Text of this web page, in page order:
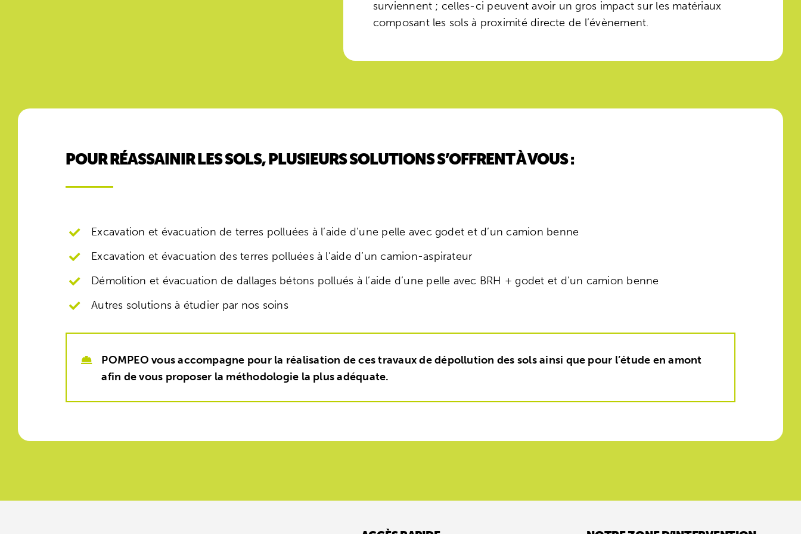
surviennent ; celles-ci peuvent avoir un gros impact sur les matériaux
composant les sols à proximité directe de l’évènement.
POUR RÉASSAINIR LES SOLS, PLUSIEURS SOLUTIONS S’OFFRENT À VOUS :
Excavation et évacuation de terres polluées à l’aide d’une pelle avec godet et d’un camion benne
Excavation et évacuation des terres polluées à l’aide d’un camion-aspirateur
Démolition et évacuation de dallages bétons pollués à l’aide d’une pelle avec BRH + godet et d’un camion benne
Autres solutions à étudier par nos soins
POMPEO vous accompagne pour la réalisation de ces travaux de dépollution des sols ainsi que pour l’étude en amont
afin de vous proposer la méthodologie la plus adéquate.